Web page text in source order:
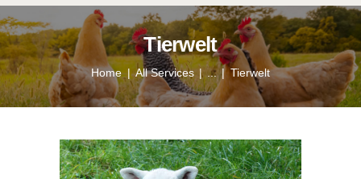
Tierwelt
Home All Services ... Tierwelt